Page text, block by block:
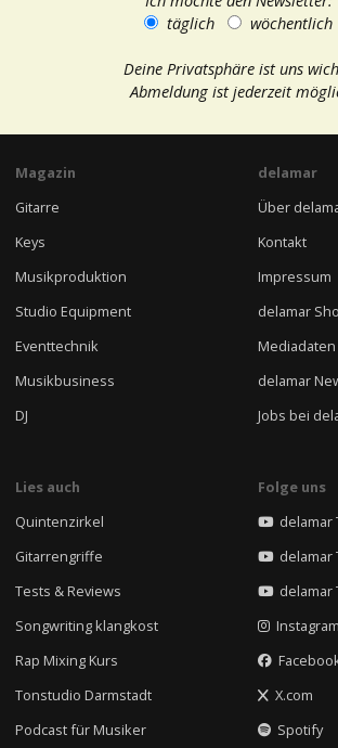
täglich
wöchentlich
Deine Privatsphäre ist uns
Abmeldung ist jederzeit
Magazin
Gitarre
Keys
Musikproduktion
Studio Equipment
Eventtechnik
Musikbusiness
DJ
delamar
Über
Kontakt
Impressum
delamar
delamar
Jobs bei
Lies auch
Quintenzirkel
Gitarrengriffe
Tests & Reviews
Songwriting klangkost
Rap Mixing Kurs
Tonstudio Darmstadt
Podcast für Musiker
Folge uns
delamar
delamar
delamar
Instagram
X.com
Spotify